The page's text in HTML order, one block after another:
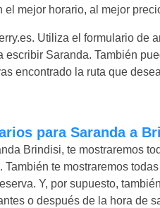
mejor horario, al mejor
Utiliza el formulario de
Saranda. También
encontrado la ruta que
para Saranda a
Brindisi, te mostraremos
te mostraremos
Y, por supuesto,
o después de la hora de